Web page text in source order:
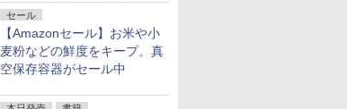
セール
【Amazonセール】お米や小
麦粉などの鮮度をキープ。真
空保存容器がセール中